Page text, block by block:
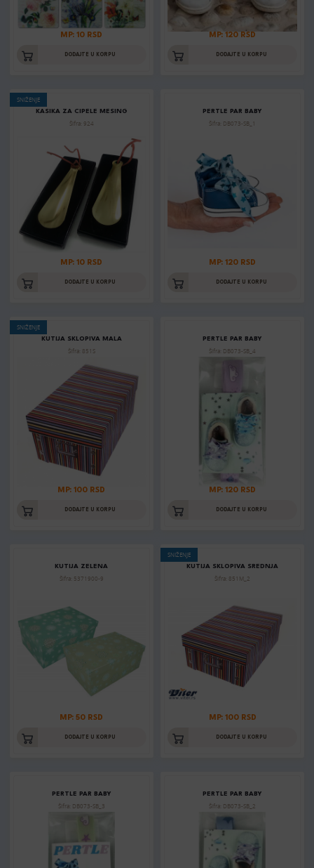
MP: 10 RSD
DODAJTE U KORPU
MP: 120 RSD
DODAJTE U KORPU
SNIŽENJE
KASIKA ZA CIPELE MESING
Šifra: 924
MP: 10 RSD
DODAJTE U KORPU
PERTLE PAR BABY
Šifra: DB073-SB_1
MP: 120 RSD
DODAJTE U KORPU
SNIŽENJE
KUTIJA SKLOPIVA MALA
Šifra: 851S
MP: 100 RSD
DODAJTE U KORPU
PERTLE PAR BABY
Šifra: DB073-SB_4
MP: 120 RSD
DODAJTE U KORPU
KUTIJA ZELENA
Šifra: 5371900-9
MP: 50 RSD
DODAJTE U KORPU
SNIŽENJE
KUTIJA SKLOPIVA SREDNJA
Šifra: 851M_2
MP: 100 RSD
DODAJTE U KORPU
PERTLE PAR BABY
Šifra: DB073-SB_3
PERTLE PAR BABY
Šifra: DB073-SB_2